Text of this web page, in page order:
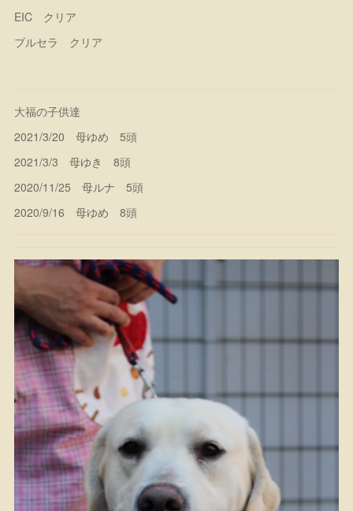
EIC クリア
ブルセラ クリア
大福の子供達
2021/3/20 母ゆめ 5頭
2021/3/3 母ゆき 8頭
2020/11/25 母ルナ 5頭
2020/9/16 母ゆめ 8頭